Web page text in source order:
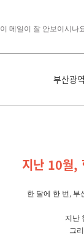
이 메일이 잘 안보이시나
부산광
지난 10월,
한 달에 한 번, 부
지난
그